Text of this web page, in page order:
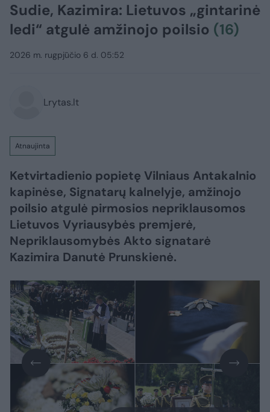
Sudie, Kazimira: Lietuvos „gintarinė
ledi“ atgulė amžinojo poilsio (16)
2026 m. rugpjūčio 6 d. 05:52
Lrytas.lt
Atnaujinta
Ketvirtadienio popietę Vilniaus Antakalnio
kapinėse, Signatarų kalnelyje, amžinojo
poilsio atgulė pirmosios nepriklausomos
Lietuvos Vyriausybės premjerė,
Nepriklausomybės Akto signatarė
Kazimira Danutė Prunskienė.